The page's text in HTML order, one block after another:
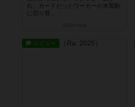
れ、カードだったワーカーが木製駒
に切り替...
レビュー